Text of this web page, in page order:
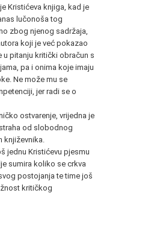
Kristićeva knjiga, kad je
lučonoša tog
zbog njenog sadržaja,
koji je već pokazao
u pitanju kritički obračun s
pa i onima koje imaju
Ne može mu se
jer radi se o
ostvarenje, vrijedna je
od slobodnog
književnika.
jednu Kristićevu pjesmu
sumira koliko se crkva
postojanja te time još
kritičkog